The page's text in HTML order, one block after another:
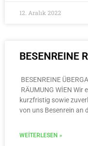
12. Aralık 2022
BESENREINE
BESENREINE
RÄUMUNG WİEN Wir
kurzfristig sowie
von uns Besenrein an
WEITERLESEN »